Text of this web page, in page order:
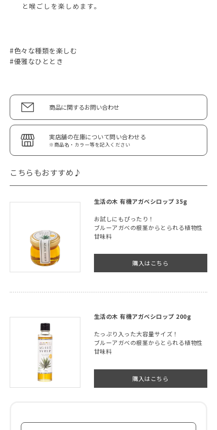
と喉ごしを楽しめます。
#色々な種類を楽しむ
#優雅なひととき
商品に関するお問い合わせ
実店舗の在庫について問い合わせる
※商品名・カラー等を記入ください
こちらもおすすめ♪
生活の木 有機アガベシロップ 35g
お試しにもぴったり！
ブルーアガベの根茎からとられる植物性
甘味料
購入はこちら
生活の木 有機アガベシロップ 200g
たっぷり入った大容量サイズ！
ブルーアガベの根茎からとられる植物性
甘味料
購入はこちら